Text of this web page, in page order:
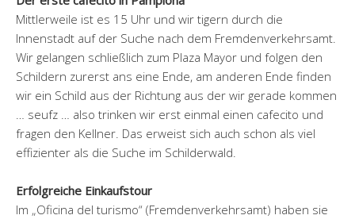
Mittlerweile ist es 15 Uhr und wir tigern durch die
Innenstadt auf der Suche nach dem Fremdenverkehrsamt.
Wir gelangen schließlich zum Plaza Mayor und folgen den
Schildern zurerst ans eine Ende, am anderen Ende finden
wir ein Schild aus der Richtung aus der wir gerade kommen
… seufz … also trinken wir erst einmal einen cafecito und
fragen den Kellner. Das erweist sich auch schon als viel
effizienter als die Suche im Schilderwald.
Erfolgreiche Einkaufstour
Im „Oficina del turismo“ (Fremdenverkehrsamt) haben sie